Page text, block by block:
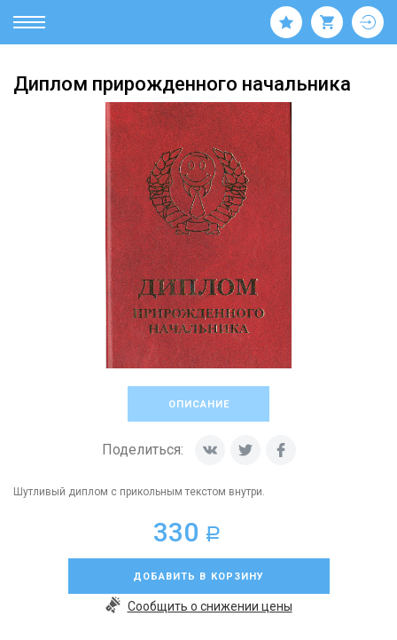
Диплом прирожденного начальника
ОПИСАНИЕ
Поделиться:
Шутливый диплом с прикольным текстом внутри.
330 a
ДОБАВИТЬ В КОРЗИНУ
Сообщить о снижении цены